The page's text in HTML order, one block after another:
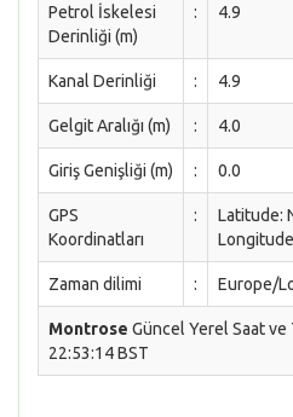
Petrol İskelesi
Derinliği (m)
: 4.9
Kanal Derinliği : 4.9
Gelgit Aralığı (m) : 4.0
Giriş Genişliği (m) : 0.0
GPS
Koordinatları
:
Latitude:
Zaman dilimi : Europe/
Montrose Güncel Yerel Saat
22:53:14 BST